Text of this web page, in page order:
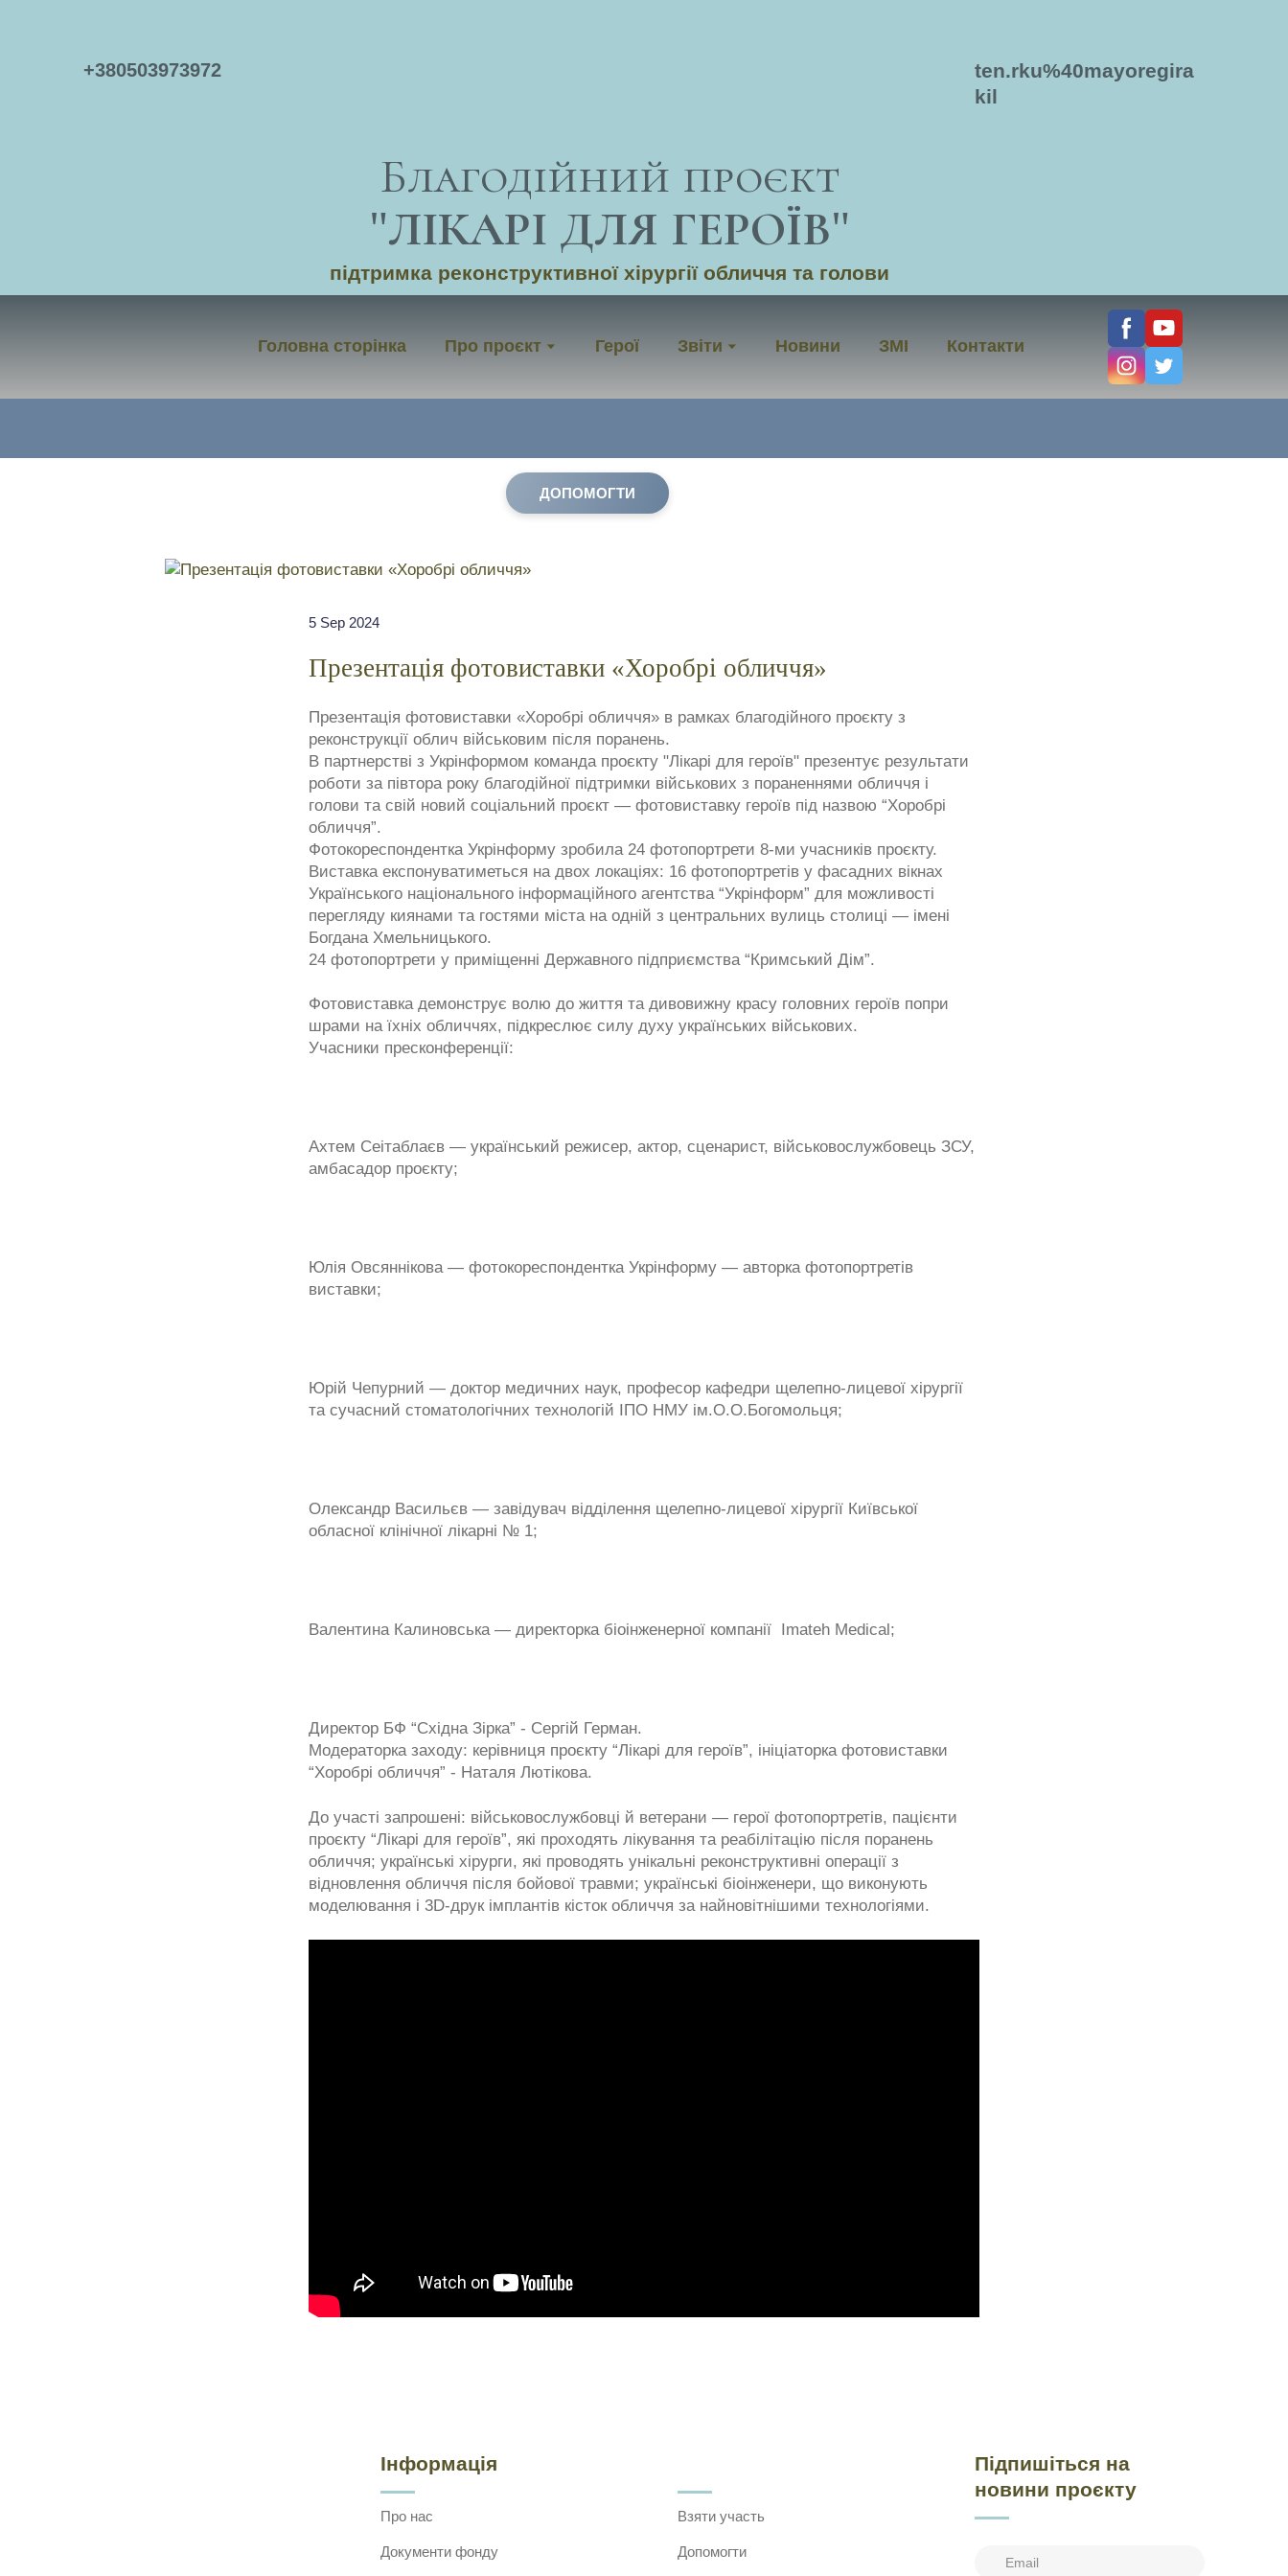
+380503973972
Благодійний проєкт
"ЛІКАРІ ДЛЯ ГЕРОЇВ"
підтримка реконструктивної хірургії обличчя та голови
ten.rku%40mayoregira
kil
Головна сторінка Про проєкт Герої Звіти Новини ЗМІ Контакти
ДОПОМОГТИ
5 Sep 2024
Презентація фотовиставки «Хоробрі обличчя»
Презентація фотовиставки «Хоробрі обличчя» в рамках благодійного проєкту з
реконструкції облич військовим після поранень.
В партнерстві з Укрінформом команда проєкту "Лікарі для героїв" презентує результати
роботи за півтора року благодійної підтримки військових з пораненнями обличчя і
голови та свій новий соціальний проєкт — фотовиставку героїв під назвою “Хоробрі
обличчя”.
Фотокореспондентка Укрінформу зробила 24 фотопортрети 8-ми учасників проєкту.
Виставка експонуватиметься на двох локаціях: 16 фотопортретів у фасадних вікнах
Українського національного інформаційного агентства “Укрінформ” для можливості
перегляду киянами та гостями міста на одній з центральних вулиць столиці — імені
Богдана Хмельницького.
24 фотопортрети у приміщенні Державного підприємства “Кримський Дім”.
Фотовиставка демонструє волю до життя та дивовижну красу головних героїв попри
шрами на їхніх обличчях, підкреслює силу духу українських військових.
Учасники пресконференції:
Ахтем Сеітаблаєв — український режисер, актор, сценарист, військовослужбовець ЗСУ,
амбасадор проєкту;
Юлія Овсяннікова — фотокореспондентка Укрінформу — авторка фотопортретів
виставки;
Юрій Чепурний — доктор медичних наук, професор кафедри щелепно-лицевої хірургії
та сучасний стоматологічних технологій ІПО НМУ ім.О.О.Богомольця;
Олександр Васильєв — завідувач відділення щелепно-лицевої хірургії Київської
обласної клінічної лікарні № 1;
Валентина Калиновська — директорка біоінженерної компанії Imateh Medical;
Директор БФ “Східна Зірка” - Сергій Герман.
Модераторка заходу: керівниця проєкту “Лікарі для героїв”, ініціаторка фотовиставки
“Хоробрі обличчя” - Наталя Лютікова.
До участі запрошені: військовослужбовці й ветерани — герої фотопортретів, пацієнти
проєкту “Лікарі для героїв”, які проходять лікування та реабілітацію після поранень
обличчя; українські хірурги, які проводять унікальні реконструктивні операції з
відновлення обличчя після бойової травми; українські біоінженери, що виконують
моделювання і 3D-друк імплантів кісток обличчя за найновітнішими технологіями.
Інформація
Про нас
Документи фонду
Взяти участь
Допомогти
Підпишіться на
новини проєкту